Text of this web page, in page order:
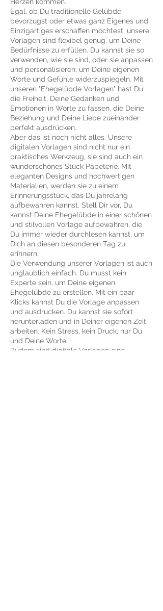
Egal, ob Du traditionelle Gelübde
bevorzugst oder etwas ganz Eigenes und
Einzigartiges erschaffen möchtest, unsere
Vorlagen sind flexibel genug, um Deine
Bedürfnisse zu erfüllen. Du kannst sie so
verwenden, wie sie sind, oder sie anpassen
und personalisieren, um Deine eigenen
Worte und Gefühle widerzuspiegeln. Mit
unseren "Ehegelübde Vorlagen" hast Du
die Freiheit, Deine Gedanken und
Emotionen in Worte zu fassen, die Deine
Beziehung und Deine Liebe zueinander
perfekt ausdrücken.
Aber das ist noch nicht alles. Unsere
digitalen Vorlagen sind nicht nur ein
praktisches Werkzeug, sie sind auch ein
wunderschönes Stück Papeterie. Mit
eleganten Designs und hochwertigen
Materialien, werden sie zu einem
Erinnerungsstück, das Du jahrelang
aufbewahren kannst. Stell Dir vor, Du
kannst Deine Ehegelübde in einer schönen
und stilvollen Vorlage aufbewahren, die
Du immer wieder durchlesen kannst, um
Dich an diesen besonderen Tag zu
erinnern.
Die Verwendung unserer Vorlagen ist auch
unglaublich einfach. Du musst kein
Experte sein, um Deine eigenen
Ehegelübde zu erstellen. Mit ein paar
Klicks kannst Du die Vorlage anpassen
und ausdrucken. Du kannst sie sofort
herunterladen und in Deiner eigenen Zeit
arbeiten. Kein Stress, kein Druck, nur Du
und Deine Worte.
Zudem sind digitale Vorlagen eine